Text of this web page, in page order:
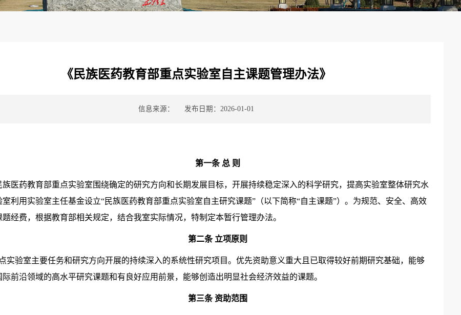
《民族医药教育部重点实验室自主课题管理办法》
信息来源： 发布日期：2026-01-01
第一条 总 则
族医药教育部重点实验室围绕确定的研究方向和长期发展目标，开展持续稳定深入的科学研究，提高实验室整体研究水
室利用实验室主任基金设立“民族医药教育部重点实验室自主研究课题”（以下简称“自主课题”）。为规范、安全、高效
经费，根据教育部相关规定，结合我室实际情况，特制定本暂行管理办法。
第二条 立项原则
实验室主要任务和研究方向开展的持续深入的系统性研究项目。优先资助意义重大且已取得较好前期研究基础，能够
前沿领域的高水平研究课题和有良好应用前景，能够创造出明显社会经济效益的课题。
第三条 资助范围